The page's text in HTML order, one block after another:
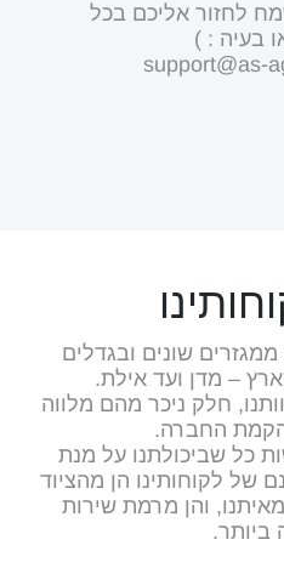
לחזור אליכם בכל
בעיה : )
support@as-
שונים ובגדלים
– מדן ועד אילת.
חלק ניכר מהם מלווה
הקמת החברה.
כל שביכולתנו על מנת
של לקוחותינו הן מהציוד
והן מרמת שירות
ביותר.